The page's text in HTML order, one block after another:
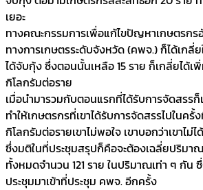
เยอะ
ทางคณะกรรมการเพื่อแก้ไขปัญหาเกษตรก
ทางการเกษตรระดับจังหวัด (คพจ.) ก็ได้เกลี่
ได้จับกุ้ง ซึ่งตอนนั้นเหลือ 15 ราย ก็เกลี่ยได้เ
กิโลกรัมต่อราย
เมื่อนำมารวมกับตอนแรกที่ได้รับการจัดสรร
ทำให้เกษตรกรที่เขาได้รับการจัดสรรไปในครั้
กิโลกรัมต่อรายเขาไม่พอใจ เขาบอกว่าเขาไ
ซึ่งมติในที่ประชุมสรุปก็คือจะต้องเฉลี่ยปริมา
ทั้งหมดจำนวน 121 ราย ในปริมาณเท่า ๆ กัน
ประชุมมาเข้าที่ประชุม คพจ. อีกครั้ง